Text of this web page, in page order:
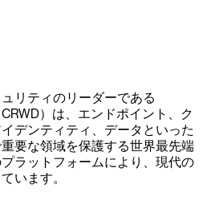
リティのリーダーである
CRWD）は、エンドポイント、ク
デンティティ、データといった
要な領域を保護する世界最先端
ラットフォームにより、現代の
います。